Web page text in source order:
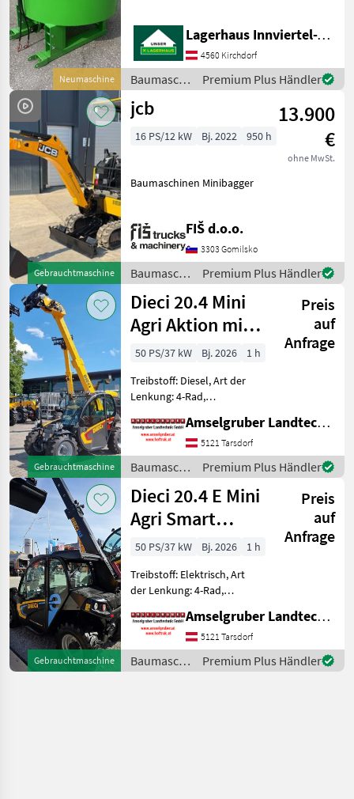
Neumaschine
Stapleraufnahme -
Auslaufschieber hinten und
rechts - Auslaufrutsche -
Sackaufreißer
Lagerhaus Innviertel-Traunviertel-Urfahr eGen, Kirchdorf
4560 Kirchdorf
Baumaschinen
/ Sonstige
Premium Plus Händler
Gebrauchtmaschine
jcb
13.900
€
ohne MwSt.
16 PS/12 kW Bj. 2022 950 h
Baumaschinen Minibagger
FIŠ d.o.o.
3303 Gomilsko
Baumaschinen
/ JCB
Premium Plus Händler
Gebrauchtmaschine
Dieci 20.4 Mini
Agri Aktion mit
Österreichpaket
Preis
auf
Anfrage
50 PS/37 kW Bj. 2026
1 h
Treibstoff: Diesel, Art der
Lenkung: 4-Rad,
Getriebeart Landmaschine:
Hydrostatgetriebe, hydr.
Werkzeugverriegelung,
Heizung, Sitzfederung,
Zusatzgew
Amselgruber Landtechnik GmbH
5121 Tarsdorf
Baumaschinen
/ Dieci
Premium Plus Händler
Gebrauchtmaschine
Dieci 20.4 E Mini
Agri Smart
ELEKTRO
Teleskoplader
TOP
Preis
auf
Anfrage
50 PS/37 kW Bj. 2026
1 h
Treibstoff: Elektrisch, Art
der Lenkung: 4-Rad,
Hydrostatgetriebe, hydr.
Werkzeugverriegelung,
Heizung, Zusatzgewichte,
Steuergerät dw, Sperrdiff.
Amselgruber Landtechnik GmbH
5121 Tarsdorf
Baumaschinen
/ Dieci
Premium Plus Händler